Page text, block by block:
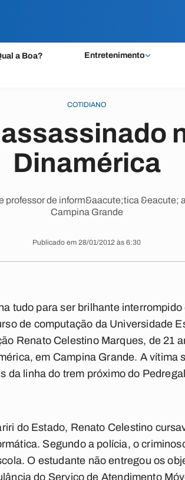
a Boa? Entretenimento
COTIDIANO
Dinamérica
de inform&aacute;tica &eacute;
Campina Grande
Publicado em 28/01/2012 às 6:30
tudo para ser brilhante
de computação da Universidade
Renato Celestino Marques, de 21
em Campina Grande. A vítima
da linha do trem próximo do
do Estado, Renato Celestino
Segundo a polícia, o
O estudante não entregou os
do Serviço de Atendimento